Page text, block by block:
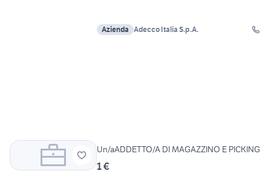
Azienda Adecco Italia S.p.A.
Un/aADDETTO/A DI MAGAZZINO E PICKING
1 €